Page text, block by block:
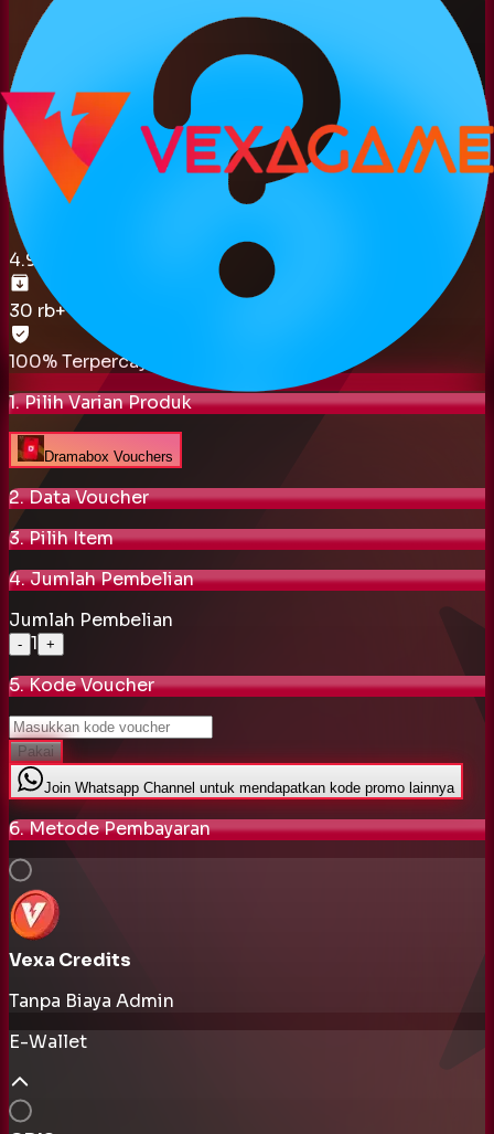
4.9
30 rb+ terjual
100% Terpercaya
1. Pilih Varian Produk
Dramabox Vouchers
2. Data Voucher
3. Pilih Item
4. Jumlah Pembelian
Jumlah Pembelian
- 1 +
5. Kode Voucher
Pakai
Join Whatsapp Channel untuk mendapatkan kode promo lainnya
6. Metode Pembayaran
Vexa Credits
Tanpa Biaya Admin
E-Wallet